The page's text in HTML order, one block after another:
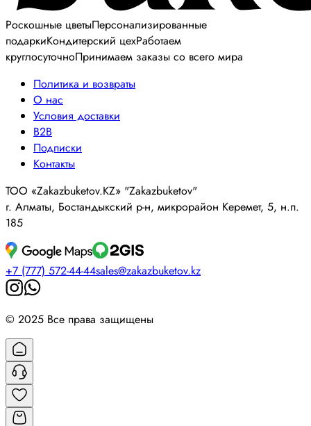
Роскошные цветыПерсонализированные
подаркиКондитерский цехРаботаем
круглосуточноПринимаем заказы со всего мира
Политика и возвраты
О нас
Условия доставки
B2B
Подписки
Контакты
ТОО «Zakazbuketov.KZ» "Zakazbuketov"
г. Алматы, Бостандыкский р-н, микрорайон Керемет, 5, н.п.
185
+7 (777) 572-44-44sales@zakazbuketov.kz
© 2025 Все права защищены